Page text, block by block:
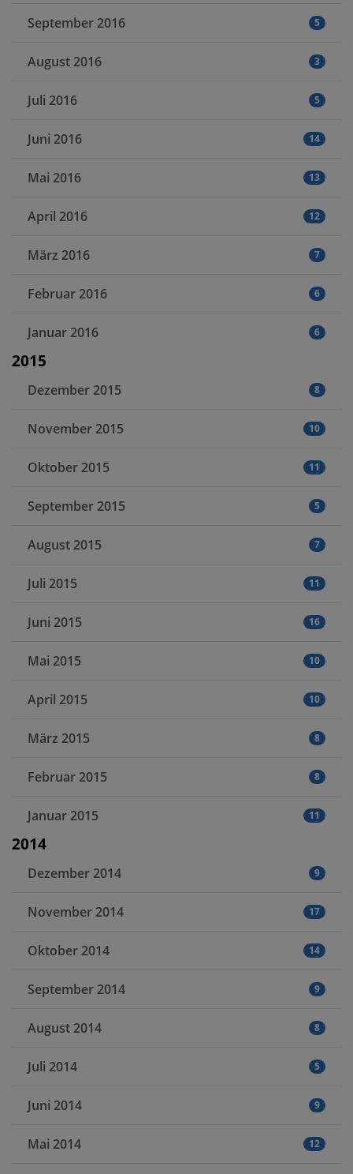
September 2016 5
August 2016 3
Juli 2016 5
Juni 2016 14
Mai 2016 13
April 2016 12
März 2016 7
Februar 2016 6
Januar 2016 6
2015
Dezember 2015 8
November 2015 10
Oktober 2015 11
September 2015 5
August 2015 7
Juli 2015 11
Juni 2015 16
Mai 2015 10
April 2015 10
März 2015 8
Februar 2015 8
Januar 2015 11
2014
Dezember 2014 9
November 2014 17
Oktober 2014 14
September 2014 9
August 2014 8
Juli 2014 5
Juni 2014 9
Mai 2014 12